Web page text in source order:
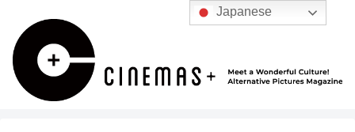
Japanese